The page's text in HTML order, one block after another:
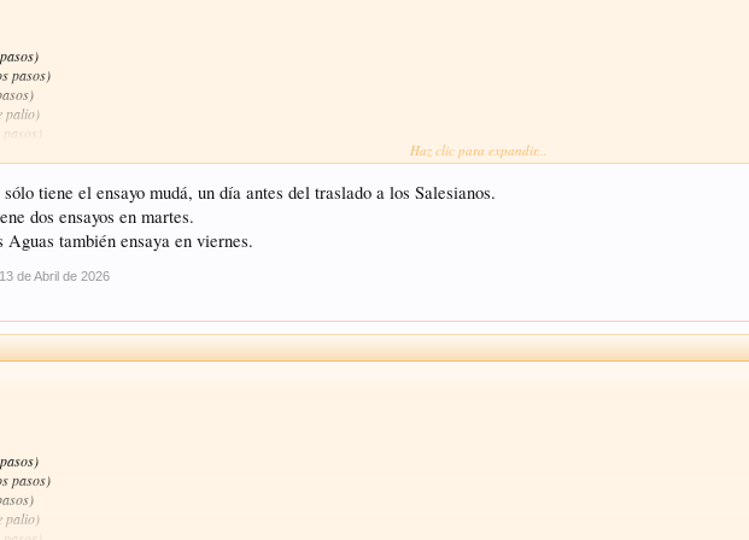
pasos)
pasos)
palio)
pasos)
Rep
pasos)
palio)
pasos)
pasos)
palio) también en sábados.
pasos)
cristo) dos ensayos en domingo.
cristo)
Haz clic para expandir...
tiene el ensayo mudá, un día antes del traslado a los Salesianos.
dos ensayos en martes.
también ensaya en viernes.
13 de Abril de 2026
pasos)
palio)